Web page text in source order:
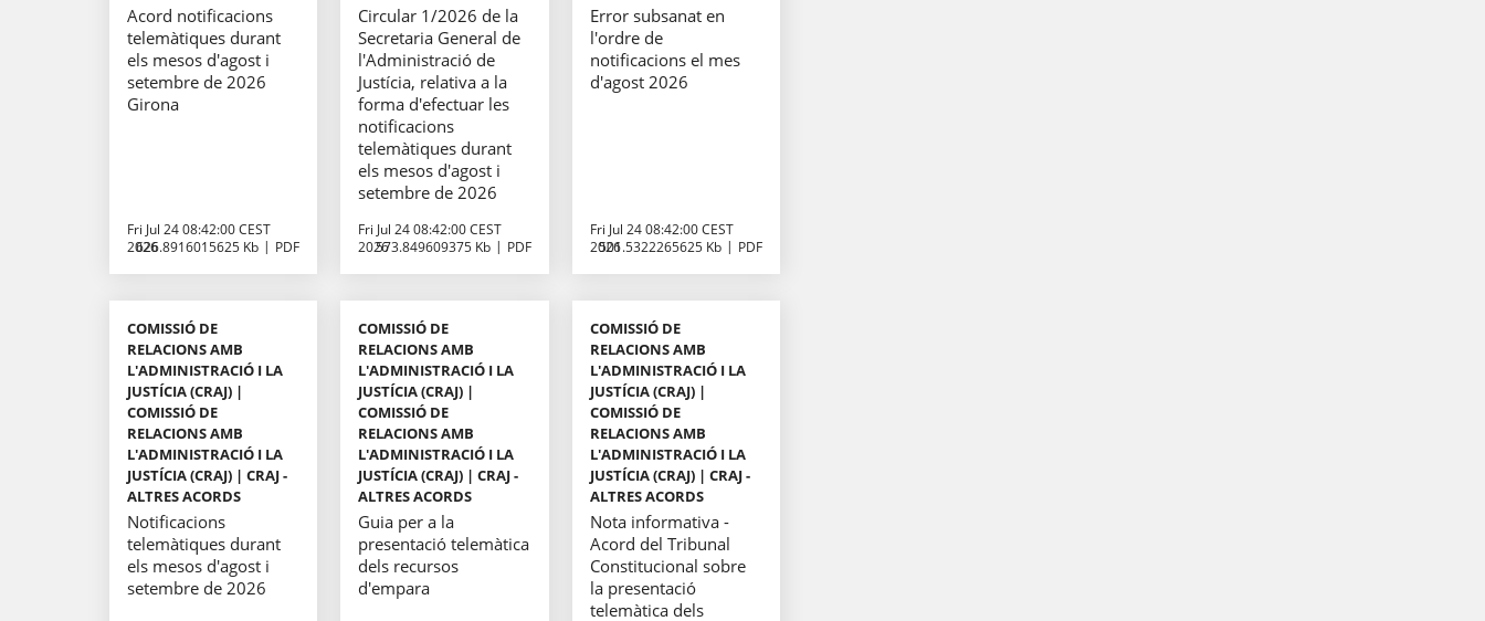
Acord notificacions
telemàtiques durant
els mesos d'agost i
setembre de 2026
Girona
Fri Jul 24 08:42:00 CEST
2026
626.8916015625 Kb PDF
Circular 1/2026 de la
Secretaria General de
l'Administració de
Justícia, relativa a la
forma d'efectuar les
notificacions
telemàtiques durant
els mesos d'agost i
setembre de 2026
Fri Jul 24 08:42:00 CEST
2026573.849609375 Kb PDF
Error subsanat en
l'ordre de
notificacions el mes
d'agost 2026
Fri Jul 24 08:42:00 CEST
2026
501.5322265625 Kb PDF
COMISSIÓ DE
RELACIONS AMB
L'ADMINISTRACIÓ I LA
JUSTÍCIA (CRAJ) |
COMISSIÓ DE
RELACIONS AMB
L'ADMINISTRACIÓ I LA
JUSTÍCIA (CRAJ) | CRAJ -
ALTRES ACORDS
Notificacions
telemàtiques durant
els mesos d'agost i
setembre de 2026
COMISSIÓ DE
RELACIONS AMB
L'ADMINISTRACIÓ I LA
JUSTÍCIA (CRAJ) |
COMISSIÓ DE
RELACIONS AMB
L'ADMINISTRACIÓ I LA
JUSTÍCIA (CRAJ) | CRAJ -
ALTRES ACORDS
Guia per a la
presentació telemàtica
dels recursos
d'empara
COMISSIÓ DE
RELACIONS AMB
L'ADMINISTRACIÓ I LA
JUSTÍCIA (CRAJ) |
COMISSIÓ DE
RELACIONS AMB
L'ADMINISTRACIÓ I LA
JUSTÍCIA (CRAJ) | CRAJ -
ALTRES ACORDS
Nota informativa -
Acord del Tribunal
Constitucional sobre
la presentació
telemàtica dels